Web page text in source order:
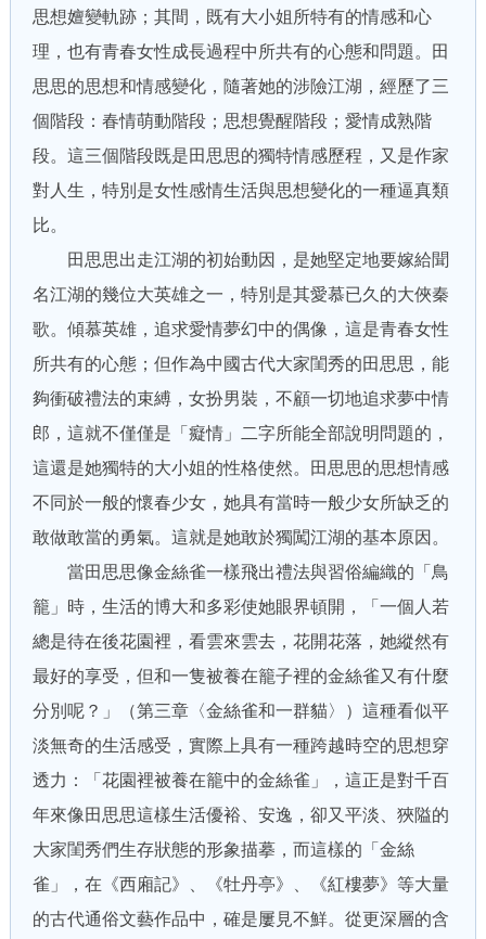
思想嬗變軌跡；其間，既有大小姐所特有的情感和心
理，也有青春女性成長過程中所共有的心態和問題。田
思思的思想和情感變化，隨著她的涉險江湖，經歷了三
個階段：春情萌動階段；思想覺醒階段；愛情成熟階
段。這三個階段既是田思思的獨特情感歷程，又是作家
對人生，特別是女性感情生活與思想變化的一種逼真類
比。
田思思出走江湖的初始動因，是她堅定地要嫁給聞
名江湖的幾位大英雄之一，特別是其愛慕已久的大俠秦
歌。傾慕英雄，追求愛情夢幻中的偶像，這是青春女性
所共有的心態；但作為中國古代大家閨秀的田思思，能
夠衝破禮法的束縛，女扮男裝，不顧一切地追求夢中情
郎，這就不僅僅是「癡情」二字所能全部說明問題的，
這還是她獨特的大小姐的性格使然。田思思的思想情感
不同於一般的懷春少女，她具有當時一般少女所缺乏的
敢做敢當的勇氣。這就是她敢於獨闖江湖的基本原因。
當田思思像金絲雀一樣飛出禮法與習俗編織的「鳥
籠」時，生活的博大和多彩使她眼界頓開，「一個人若
總是待在後花園裡，看雲來雲去，花開花落，她縱然有
最好的享受，但和一隻被養在籠子裡的金絲雀又有什麼
分別呢？」（第三章〈金絲雀和一群貓〉）這種看似平
淡無奇的生活感受，實際上具有一種跨越時空的思想穿
透力：「花園裡被養在籠中的金絲雀」，這正是對千百
年來像田思思這樣生活優裕、安逸，卻又平淡、狹隘的
大家閨秀們生存狀態的形象描摹，而這樣的「金絲
雀」，在《西廂記》、《牡丹亭》、《紅樓夢》等大量
的古代通俗文藝作品中，確是屢見不鮮。從更深層的含